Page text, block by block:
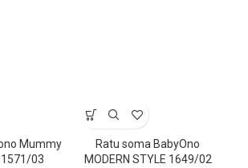
vai telefonam,
lietām somas apakšā – bez jucekļa!
Mummy
03
Ratu soma BabyOno
MODERN STYLE 1649/02